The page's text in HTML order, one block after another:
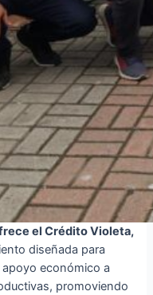
el Crédito Violeta,
diseñada para
económico a
promoviendo